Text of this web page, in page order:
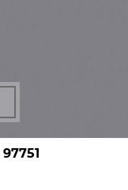
97751